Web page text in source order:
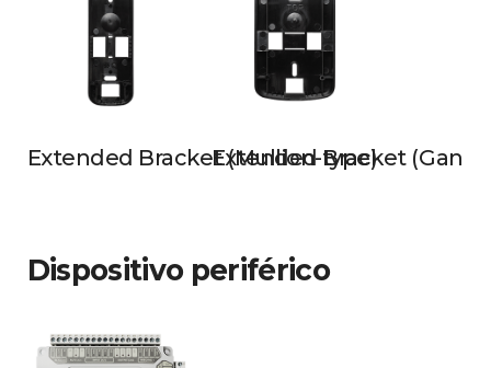
Extended Bracket (Mullion-type)
Extended Bracket
Dispositivo periférico